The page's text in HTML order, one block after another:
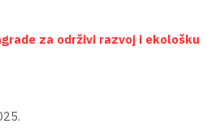
za održivi razvoj i ekološku